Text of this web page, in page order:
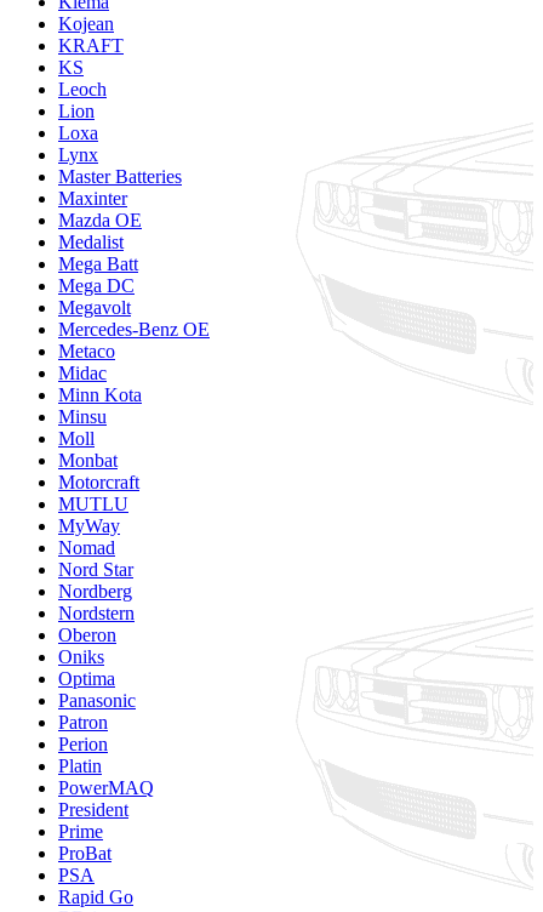
Kojean
KRAFT
KS
Leoch
Lion
Loxa
Lynx
Master Batteries
Maxinter
Mazda OE
Medalist
Mega Batt
Mega DC
Megavolt
Mercedes-Benz OE
Metaco
Midac
Minn Kota
Minsu
Moll
Monbat
Motorcraft
MUTLU
MyWay
Nomad
Nord Star
Nordberg
Nordstern
Oberon
Oniks
Optima
Panasonic
Patron
Perion
Platin
PowerMAQ
President
Prime
ProBat
PSA
Rapid Go